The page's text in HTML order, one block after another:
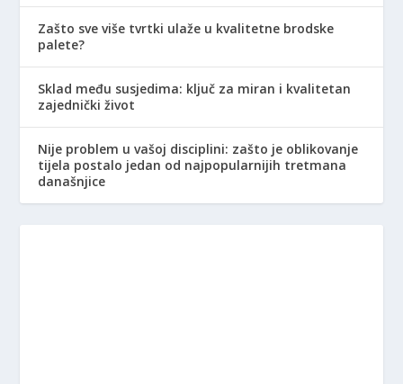
Zašto sve više tvrtki ulaže u kvalitetne brodske
palete?
Sklad među susjedima: ključ za miran i kvalitetan
zajednički život
Nije problem u vašoj disciplini: zašto je oblikovanje
tijela postalo jedan od najpopularnijih tretmana
današnjice